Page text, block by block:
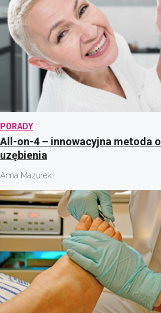
PORADY
All-on-4 – innowacyjna metoda
uzębienia
Anna Mazurek